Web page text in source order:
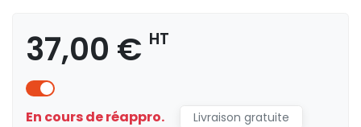
37,00 € HT
En cours de réappro.
Livraison gratuite